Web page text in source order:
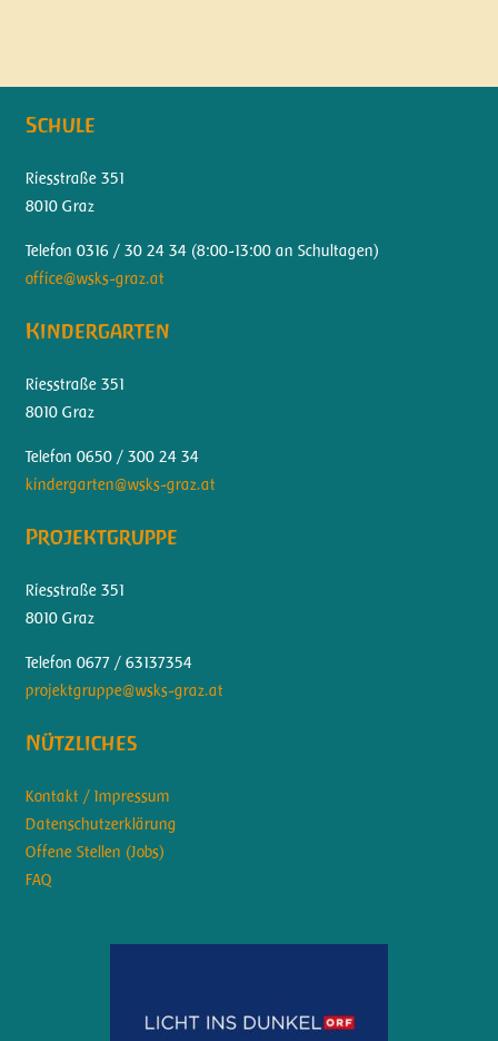
Schule
Riesstraße 351
8010 Graz
Telefon 0316 / 30 24 34 (8:00-13:00 an Schultagen)
office@wsks-graz.at
Kindergarten
Riesstraße 351
8010 Graz
Telefon 0650 / 300 24 34
kindergarten@wsks-graz.at
Projektgruppe
Riesstraße 351
8010 Graz
Telefon 0677 / 63137354
projektgruppe@wsks-graz.at
Nützliches
Kontakt / Impressum
Datenschutzerklärung
Offene Stellen (Jobs)
FAQ